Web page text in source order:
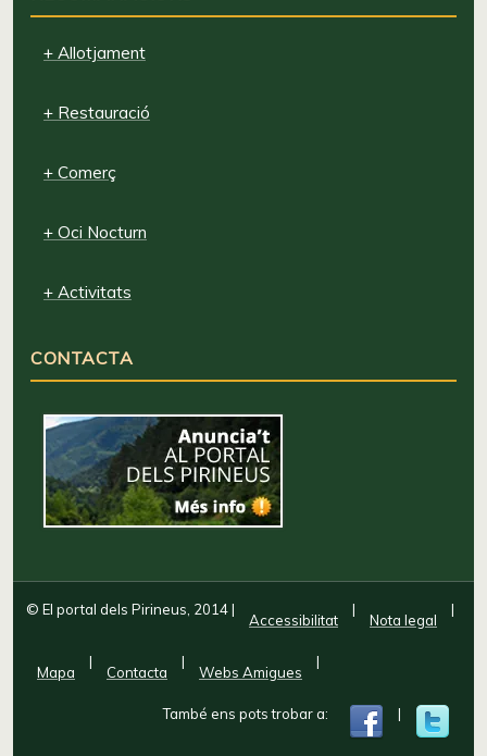
+ Allotjament
+ Restauració
+ Comerç
+ Oci Nocturn
+ Activitats
CONTACTA
© El portal dels Pirineus, 2014|
Accessibilitat
|
Nota legal
|
Mapa
|
Contacta
|
Webs Amigues
|
També ens pots trobar a: |